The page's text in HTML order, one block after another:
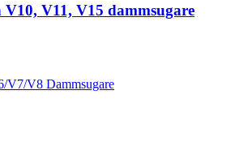
V11, V15 dammsugare